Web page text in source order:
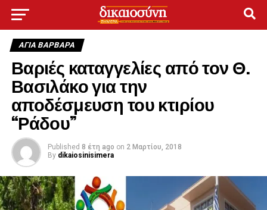
ΑΓΙΑ ΒΑΡΒΑΡΑ
Βαριές καταγγελίες από τον Θ.
Βασιλάκο για την
αποδέσμευση του κτιρίου
“Ράδου”
Published 8 έτη ago on 2 Μαρτίου, 2018
By dikaiosinisimera